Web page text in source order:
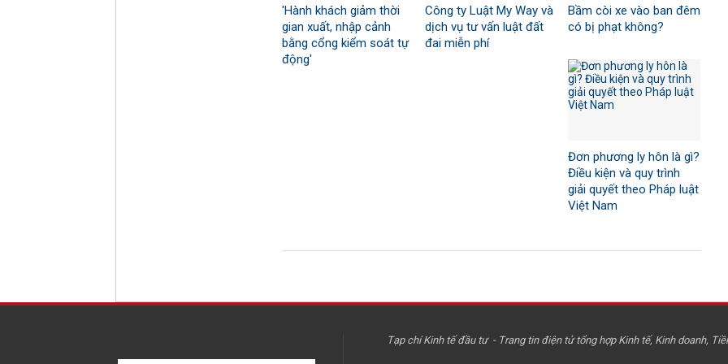
'Hành khách giảm thời
gian xuất, nhập cảnh
bằng cổng kiểm soát tự
động'
Công ty Luật My Way và
dịch vụ tư vấn luật đất
đai miễn phí
Bầm còi xe vào ban đêm
có bị phạt không?
Đơn phương ly hôn là gì?
Điều kiện và quy trình
giải quyết theo Pháp luật
Việt Nam
Tạp chí Kinh tế đầu tư - Trang tin điện tử tổng hợp Kinh tế, Kinh doanh,